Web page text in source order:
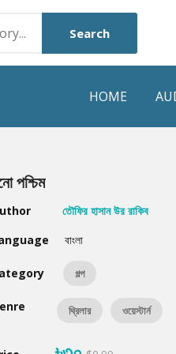
Search
HOME
Hot & New
পশ্চিম
তৌফির হাসান উর রাকিব
বাংলা
গল্প
থ্রিলার ওয়েস্টার্ন